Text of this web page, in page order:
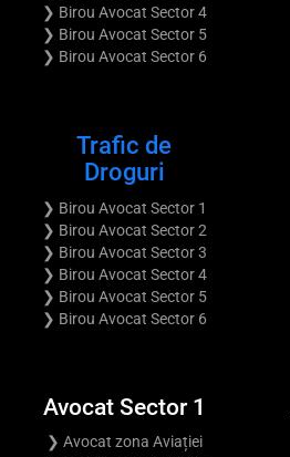
❯ Birou Avocat Sector 4
❯ Birou Avocat Sector 5
❯ Birou Avocat Sector 6
Trafic de
Droguri
❯ Birou Avocat Sector 1
❯ Birou Avocat Sector 2
❯ Birou Avocat Sector 3
❯ Birou Avocat Sector 4
❯ Birou Avocat Sector 5
❯ Birou Avocat Sector 6
Avocat Sector 1
❯ Avocat zona Aviației